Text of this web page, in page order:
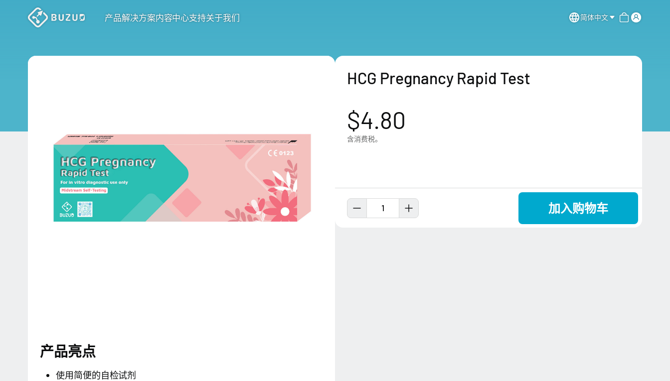
产品解决方案内容中心支持关于我们 简体中文
产品亮点
使用简便的自检试剂
HCG Pregnancy Rapid Test
$4.80
含消费税。
1 加入购物车